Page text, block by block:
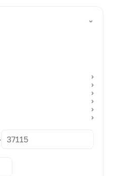
⌄
⌄
⌄
⌄
⌄
⌄
⌄